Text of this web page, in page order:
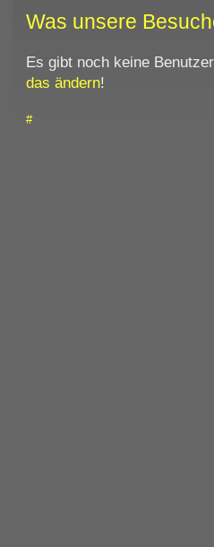
Was unsere
Es gibt noch keine
das ändern!
#